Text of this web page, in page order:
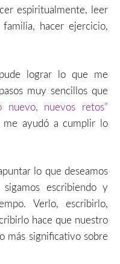
espiritualmente, leer
hacer ejercicio,
lograr lo que me
muy sencillos que
nuevo, nuevos retos”
me ayudó a cumplir lo
lo que deseamos
escribiendo y
Verlo, escribirlo,
hace que nuestro
más significativo sobre